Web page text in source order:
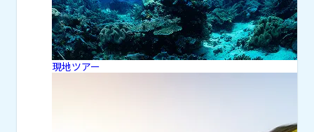
現地ツアー